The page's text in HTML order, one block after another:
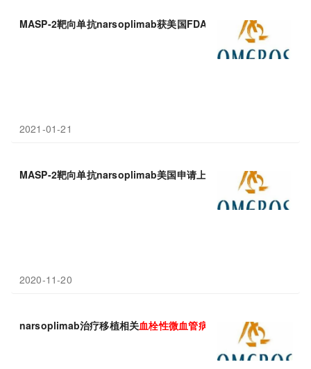
MASP-2靶向单抗narsoplimab获美国FDA优先审查：治疗移植相
2021-01-21
MASP-2靶向单抗narsoplimab美国申请上市：治疗移植相关
2020-11-20
narsoplimab治疗移植相关血栓性微血管病 (HSCT-TMA)疗效大